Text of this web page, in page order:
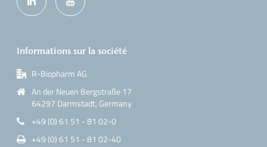
Informations sur la société
R-Biopharm AG
An der Neuen Bergstraße 17
64297 Darmstadt, Germany
+49 (0) 61 51 - 81 02-0
+49 (0) 61 51 - 81 02-40